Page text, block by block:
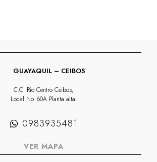
GUAYAQUIL – CEIBOS
C.C. Rio Centro Ceibos,
Local No. 60A Planta alta.
0983935481
VER MAPA